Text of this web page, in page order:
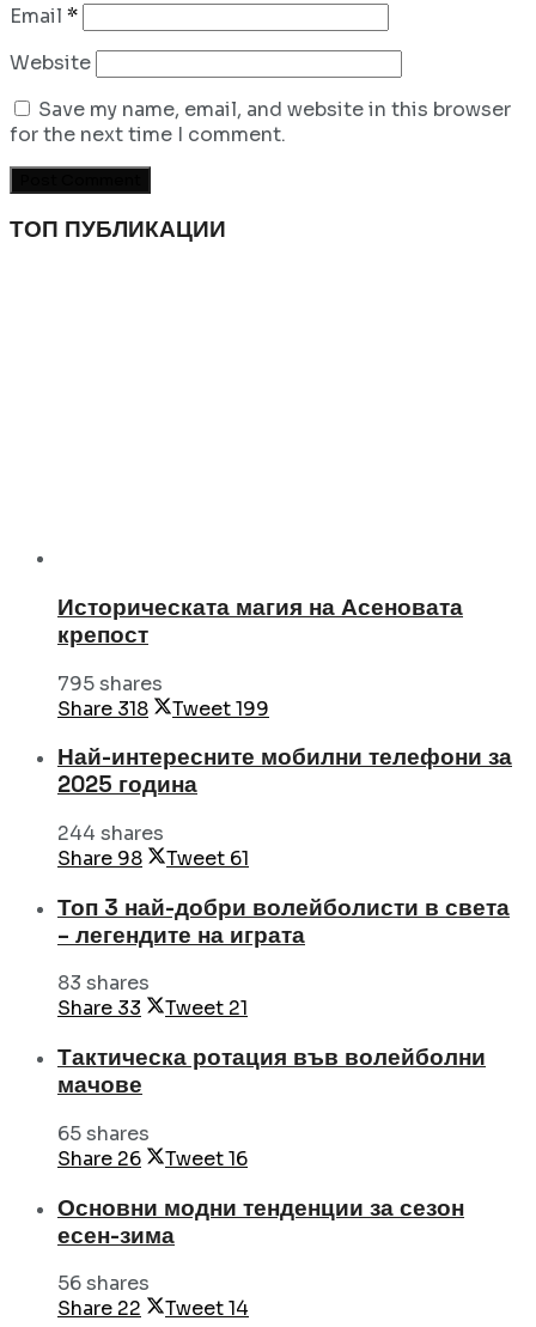
Email *
Website
Save my name, email, and website in this browser
for the next time I comment.
ТОП ПУБЛИКАЦИИ
Историческата магия на Асеновата
крепост
795 shares
Share 318 Tweet199
Най-интересните мобилни телефони за
2025 година
244 shares
Share 98 Tweet 61
Топ 3 най-добри волейболисти в света
– легендите на играта
83 shares
Share 33 Tweet 21
Тактическа ротация във волейболни
мачове
65 shares
Share 26 Tweet16
Основни модни тенденции за сезон
есен-зима
56 shares
Share 22 Tweet14